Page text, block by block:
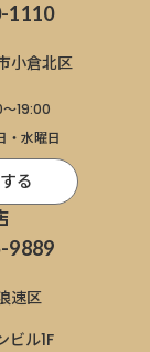
1110
小倉北区
19:00
・水曜日
る
9889
速区
ビル1F